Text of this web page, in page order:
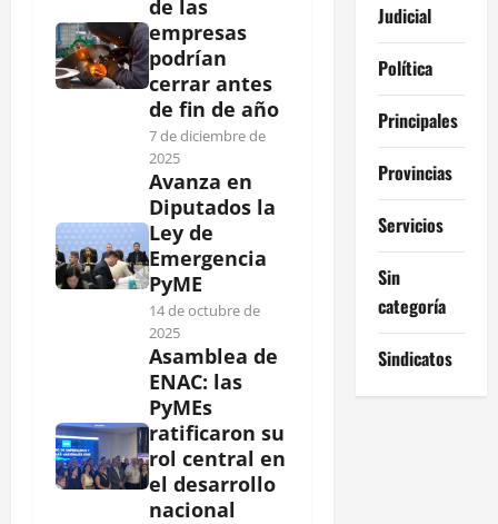
de las
empresas
podrían
cerrar antes
de fin de año
7 de diciembre de
2025
Avanza en
Diputados la
Ley de
Emergencia
PyME
14 de octubre de
2025
Asamblea de
ENAC: las
PyMEs
ratificaron su
rol central en
el desarrollo
nacional
Judicial
Política
Principales
Provincias
Servicios
Sin
categoría
Sindicatos